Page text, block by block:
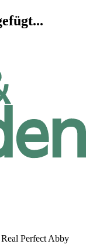
Perfect Abby